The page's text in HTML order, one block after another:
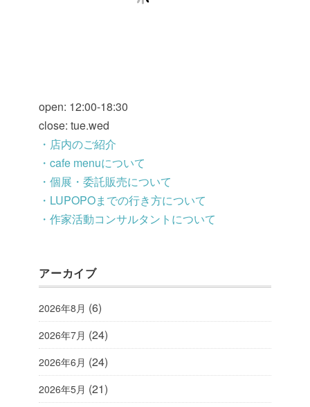
open: 12:00-18:30
close: tue.wed
・店内のご紹介
・cafe menuについて
・個展・委託販売について
・LUPOPOまでの行き方について
・作家活動コンサルタントについて
アーカイブ
2026年8月 (6)
2026年7月 (24)
2026年6月 (24)
2026年5月 (21)